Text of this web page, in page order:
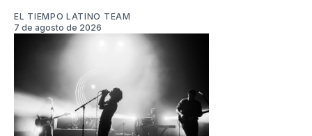
EL TIEMPO LATINO TEAM
7 de agosto de 2026